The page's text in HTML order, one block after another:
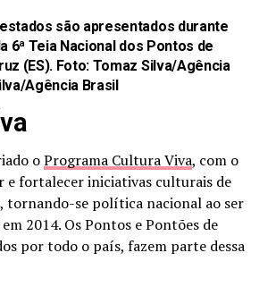
são apresentados durante
6ª Teia Nacional dos Pontos de
(ES). Foto: Tomaz Silva/Agência
Agência Brasil
oPrograma Cultura Viva, com o
e fortalecer iniciativas culturais de
tornando-se política nacional ao ser
2014. Os Pontos e Pontões de
por todo o país, fazem parte dessa